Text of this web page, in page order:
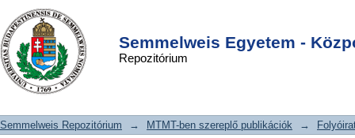
Semmelweis Egyetem -
Repozitórium
Az alsó bölcsességfogak műtéti
eltávolítását követő késői
posztoperatív gyulladás (delayed-
onset infection) vizsgálata
DSpace/Manakin Repository
Semmelweis Repozitórium → MTMT-ben szereplő publikációk →